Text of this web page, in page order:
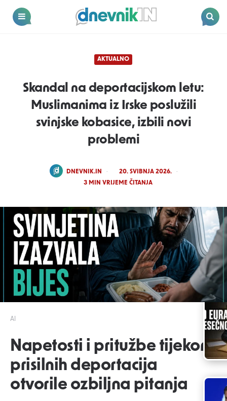
Dnevnik.in
AI
AKTUALNO
Skandal na deportacijskom letu:
Muslimanima iz Irske poslužili
svinjske kobasice, izbili novi
problemi
POSTED
DNEVNIK.IN
20. SVIBNJA 2026.
3 MIN VRIJEME ČITANJA
Napetosti i pritužbe tijekom
prisilnih deportacija
otvorile ozbiljna pitanja